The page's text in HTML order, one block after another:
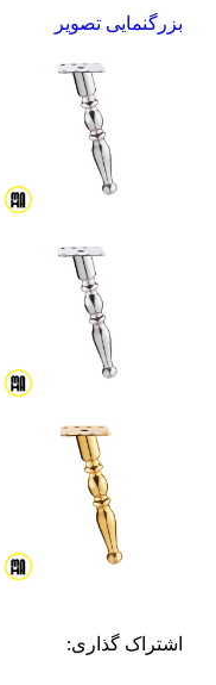
بزرگنمایی تصویر
اشتراک گذاری: